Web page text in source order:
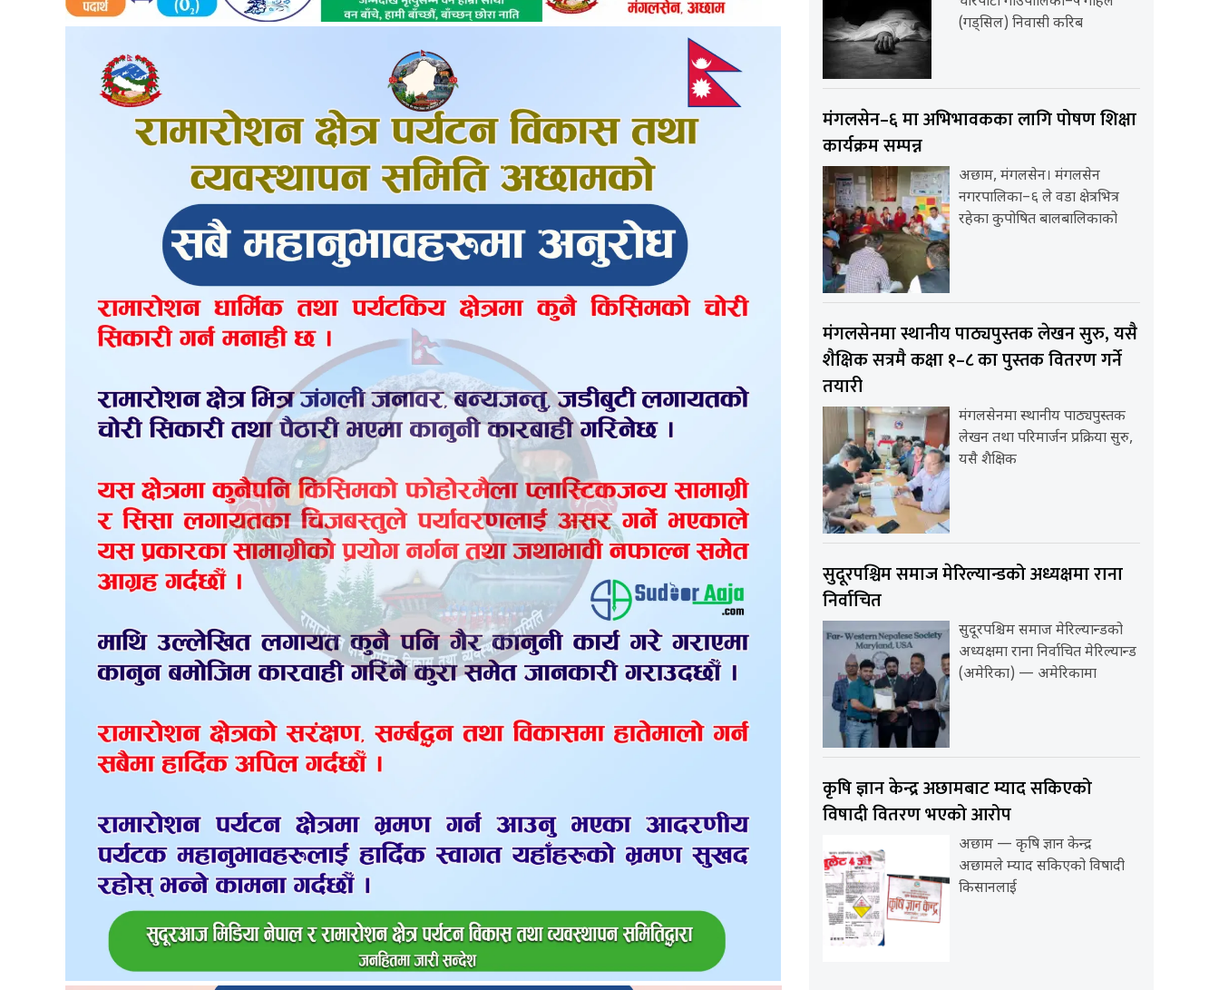
(गड्सिल) निवासी करिब
मंगलसेन–६ मा अभिभावकका लागि पोषण शिक्षा
कार्यक्रम सम्पन्न
अछाम, मंगलसेन। मंगलसेन
नगरपालिका–६ ले वडा क्षेत्रभित्र
रहेका कुपोषित बालबालिकाको
मंगलसेनमा स्थानीय पाठ्यपुस्तक लेखन सुरु, यसै
शैक्षिक सत्रमै कक्षा १–८ का पुस्तक वितरण गर्ने
तयारी
मंगलसेनमा स्थानीय पाठ्यपुस्तक
लेखन तथा परिमार्जन प्रक्रिया सुरु,
यसै शैक्षिक
सुदूरपश्चिम समाज मेरिल्यान्डको अध्यक्षमा राना
निर्वाचित
सुदूरपश्चिम समाज मेरिल्यान्डको
अध्यक्षमा राना निर्वाचित मेरिल्यान्ड
(अमेरिका) — अमेरिकामा
कृषि ज्ञान केन्द्र अछामबाट म्याद सकिएको
विषादी वितरण भएको आरोप
अछाम — कृषि ज्ञान केन्द्र
अछामले म्याद सकिएको विषादी
किसानलाई